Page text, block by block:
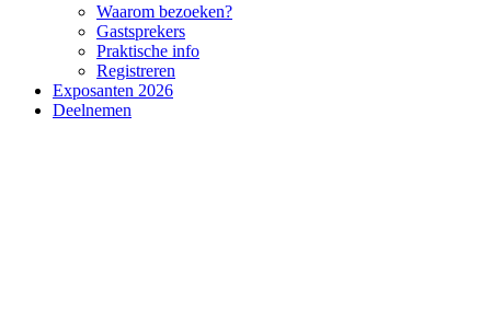
Waarom bezoeken?
Gastsprekers
Praktische info
Registreren
Exposanten 2026
Deelnemen